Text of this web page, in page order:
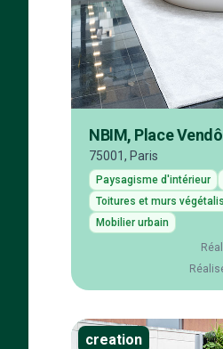
NBIM, Place
75001, Paris
Paysagisme d'intérieur
Toitures et murs
Mobilier urbain
creation